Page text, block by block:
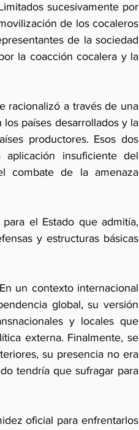
sucesivamente por
de los cocaleros
de la sociedad
la coacción cocalera y la
racionalizó a través de una
países desarrollados y la
productores. Esos dos
insuficiente del
combate de la amenaza
el Estado que admitía,
y estructuras básicas
un contexto internacional
global, su versión
y locales que
externa. Finalmente, se
su presencia no era
tendría que sufragar para
oficial para enfrentarlos